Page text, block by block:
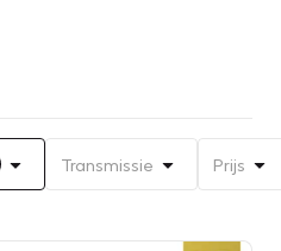
Transmissie Prijs